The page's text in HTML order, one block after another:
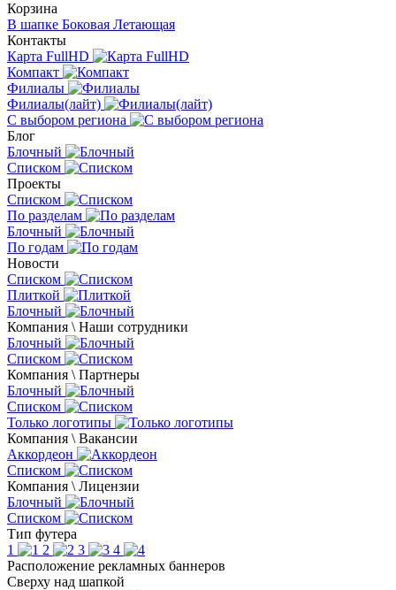
Корзина
В шапке Боковая Летающая
Контакты
Карта FullHD
Компакт
Филиалы
Филиалы(лайт)
С выбором региона
Блог
Блочный
Списком
Проекты
Списком
По разделам
Блочный
По годам
Новости
Списком
Плиткой
Блочный
Компания \ Наши сотрудники
Блочный
Списком
Компания \ Партнеры
Блочный
Списком
Только логотипы
Компания \ Вакансии
Аккордеон
Списком
Компания \ Лицензии
Блочный
Списком
Тип футера
1
2 3
4
Расположение рекламных баннеров
Сверху над шапкой